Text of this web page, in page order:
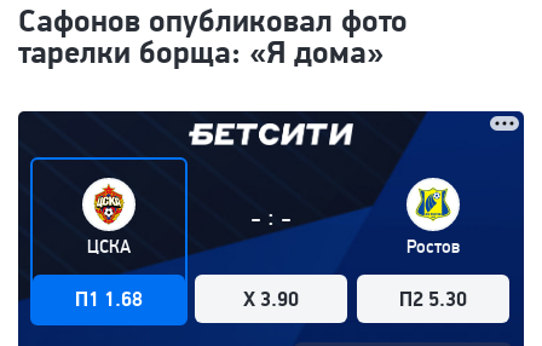
Сафонов опубликовал фото
тарелки борща: «Я дома»
ЦСКА
П1 1.68
- : -
X 3.90
Ростов
П2 5.30